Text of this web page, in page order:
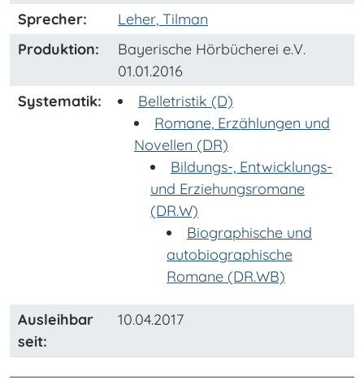
Sprecher:
Leher, Tilman
Produktion:
Bayerische Hörbücherei e.V.
01.01.2016
Systematik:
Belletristik (D)
Romane, Erzählungen und
Novellen (DR)
Bildungs-, Entwicklungs-
und Erziehungsromane
(DR.W)
Biographische und
autobiographische
Romane (DR.WB)
Ausleihbar
seit:
10.04.2017